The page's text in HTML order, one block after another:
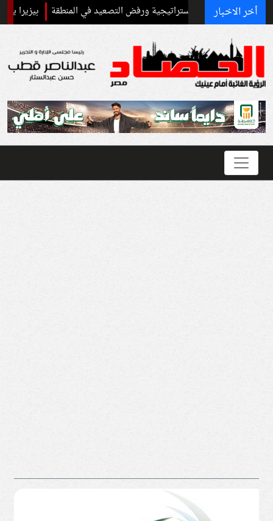
أخر الاخبار
الشراكة الاستراتيجية ورفض التصعيد في المنطقة بيزيرا يكشف كواليس